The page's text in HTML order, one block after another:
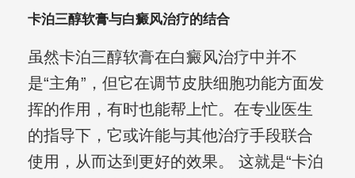
卡泊三醇软膏与白癜风治疗的结合
虽然卡泊三醇软膏在白癜风治疗中并不
是“主角”，但它在调节皮肤细胞功能方面发
挥的作用，有时也能帮上忙。在专业医生
的指导下，它或许能与其他治疗手段联合
使用，从而达到更好的效果。 这就是“卡泊